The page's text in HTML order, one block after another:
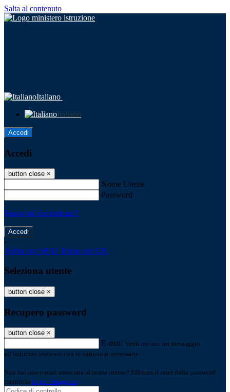
Salta al contenuto
Italiano
Italiano
Accedi
Accedi
button close ×
Nome Utente
Password
Password dimenticata?
-
Entra con SPID Entra con CIE
Seleziona utente
button close ×
Recupero password
button close ×
E-mail Verrà inviato un messaggio
all'indirizzo indicato con le istruzioni necessarie.
Non hai una e-mail associata al nome utente? Effettua il reset della password
tramite la Login Spaggiari